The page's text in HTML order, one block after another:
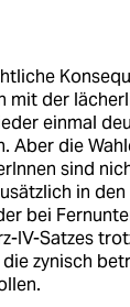
mit der
einmal
Aber die
sind
in
bei
IV-Satzes
zynisch